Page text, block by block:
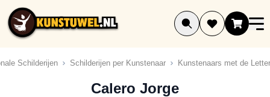
Ga naar de inhoud
Schilderijen Schilderijen per Kunstenaar Kunstenaars met de
Calero Jorge